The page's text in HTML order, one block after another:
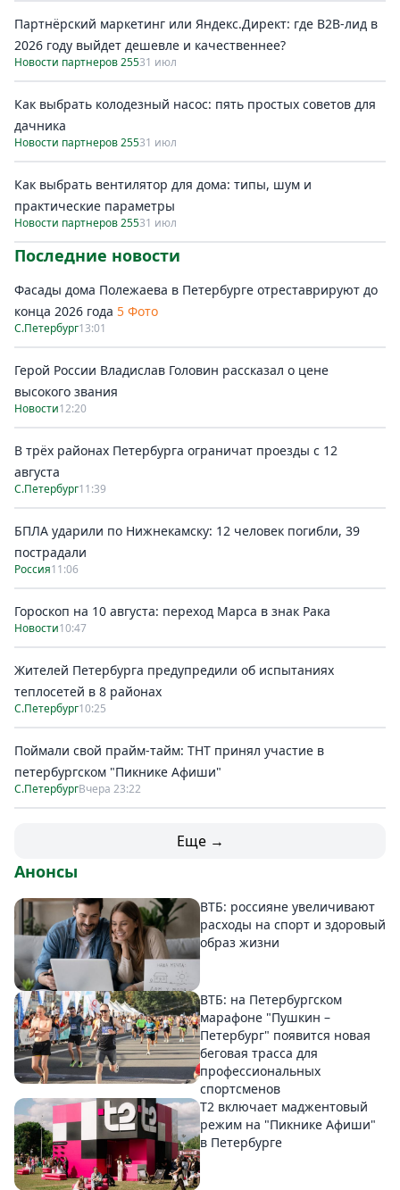
Партнёрский маркетинг или Яндекс.Директ: где B2B-лид в
2026 году выйдет дешевле и качественнее?
Новости партнеров 25531 июл
Как выбрать колодезный насос: пять простых советов для
дачника
Новости партнеров 25531 июл
Как выбрать вентилятор для дома: типы, шум и
практические параметры
Новости партнеров 25531 июл
Последние новости
Фасады дома Полежаева в Петербурге отреставрируют до
конца 2026 года 5 Фото
С.Петербург13:01
Герой России Владислав Головин рассказал о цене
высокого звания
Новости12:20
В трёх районах Петербурга ограничат проезды с 12
августа
С.Петербург11:39
БПЛА ударили по Нижнекамску: 12 человек погибли, 39
пострадали
Россия11:06
Гороскоп на 10 августа: переход Марса в знак Рака
Новости10:47
Жителей Петербурга предупредили об испытаниях
теплосетей в 8 районах
С.Петербург10:25
Поймали свой прайм-тайм: ТНТ принял участие в
петербургском "Пикнике Афиши"
С.ПетербургВчера 23:22
Еще →
Анонсы
ВТБ: россияне увеличивают
расходы на спорт и здоровый
образ жизни
ВТБ: на Петербургском
марафоне "Пушкин –
Петербург" появится новая
беговая трасса для
профессиональных
спортсменов
Т2 включает маджентовый
режим на "Пикнике Афиши"
в Петербурге